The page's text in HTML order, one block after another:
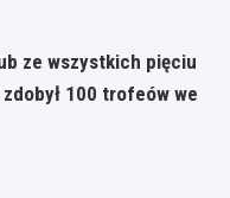
ze wszystkich pięciu
100 trofeów we